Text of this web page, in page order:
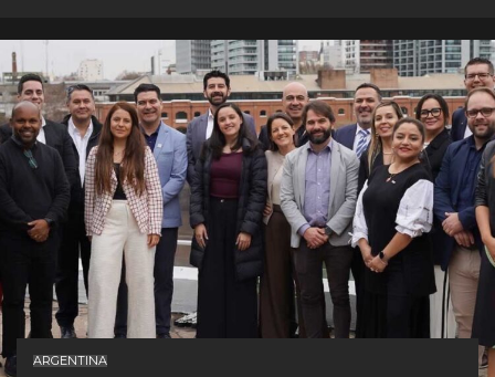
ARGENTINA